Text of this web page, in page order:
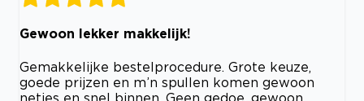
Gewoon lekker makkelijk!
Gemakkelijke bestelprocedure. Grote keuze,
goede prijzen en m’n spullen komen gewoon
netjes en snel binnen. Geen gedoe, gewoon